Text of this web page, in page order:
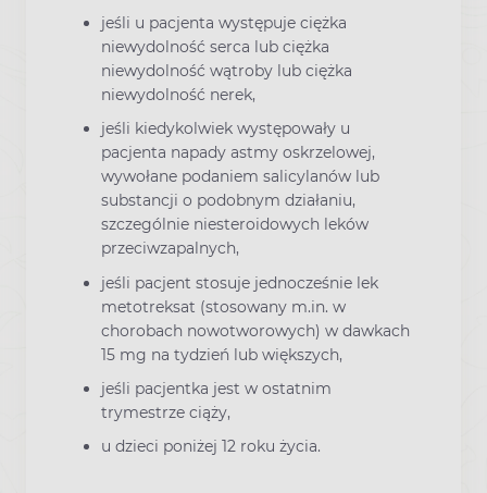
jeśli u pacjenta występuje ciężka
niewydolność serca lub ciężka
niewydolność wątroby lub ciężka
niewydolność nerek,
jeśli kiedykolwiek występowały u
pacjenta napady astmy oskrzelowej,
wywołane podaniem salicylanów lub
substancji o podobnym działaniu,
szczególnie niesteroidowych leków
przeciwzapalnych,
jeśli pacjent stosuje jednocześnie lek
metotreksat (stosowany m.in. w
chorobach nowotworowych) w dawkach
15 mg na tydzień lub większych,
jeśli pacjentka jest w ostatnim
trymestrze ciąży,
u dzieci poniżej 12 roku życia.